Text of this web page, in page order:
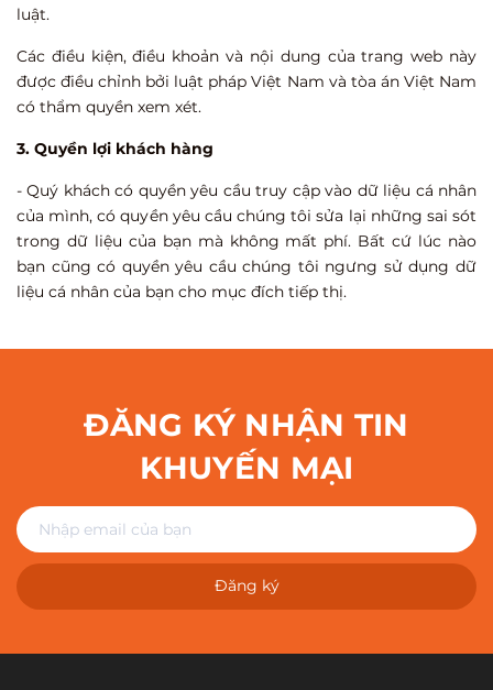
luật.
Các điều kiện, điều khoản và nội dung của trang web này
được điều chỉnh bởi luật pháp Việt Nam và tòa án Việt Nam
có thẩm quyền xem xét.
3. Quyền lợi khách hàng
- Quý khách có quyền yêu cầu truy cập vào dữ liệu cá nhân
của mình, có quyền yêu cầu chúng tôi sửa lại những sai sót
trong dữ liệu của bạn mà không mất phí. Bất cứ lúc nào
bạn cũng có quyền yêu cầu chúng tôi ngưng sử dụng dữ
liệu cá nhân của bạn cho mục đích tiếp thị.
ĐĂNG KÝ NHẬN TIN
KHUYẾN MẠI
Đăng ký